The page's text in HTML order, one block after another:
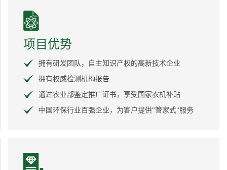
项目优势
拥有研发团队，自主知识产权的高新技术企业
拥有权威检测机构报告
通过农业部鉴定推广证书，享受国家农机补贴
中国环保行业百强企业，为客户提供"管家式"服务